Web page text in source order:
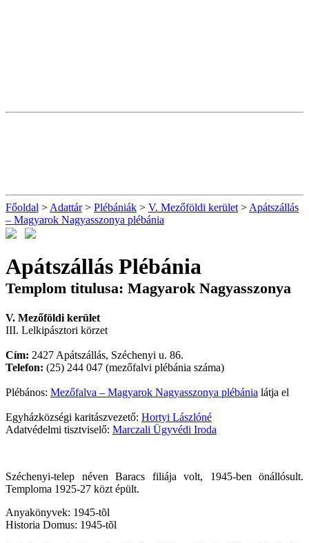
Főoldal > Adattár> Plébániák > V. Mezőföldi kerület > Apátszállás
– Magyarok Nagyasszonya plébánia
Apátszállás Plébánia
Templom titulusa: Magyarok Nagyasszonya
V. Mezőföldi kerület
III. Lelkipásztori körzet
Cím: 2427 Apátszállás, Széchenyi u. 86.
Telefon: (25) 244 047 (mezőfalvi plébánia száma)
Plébános: Mezőfalva – Magyarok Nagyasszonya plébánia látja el
Egyházközségi karitászvezető: Hortyi Lászlóné
Adatvédelmi tisztviselő: Marczali Ügyvédi Iroda
Széchenyi-telep néven Baracs filiája volt, 1945-ben önállósult.
Temploma 1925-27 közt épült.
Anyakönyvek: 1945-tõl
Historia Domus: 1945-tõl